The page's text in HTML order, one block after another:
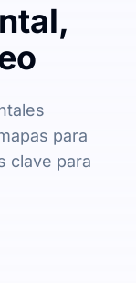
para
clave para